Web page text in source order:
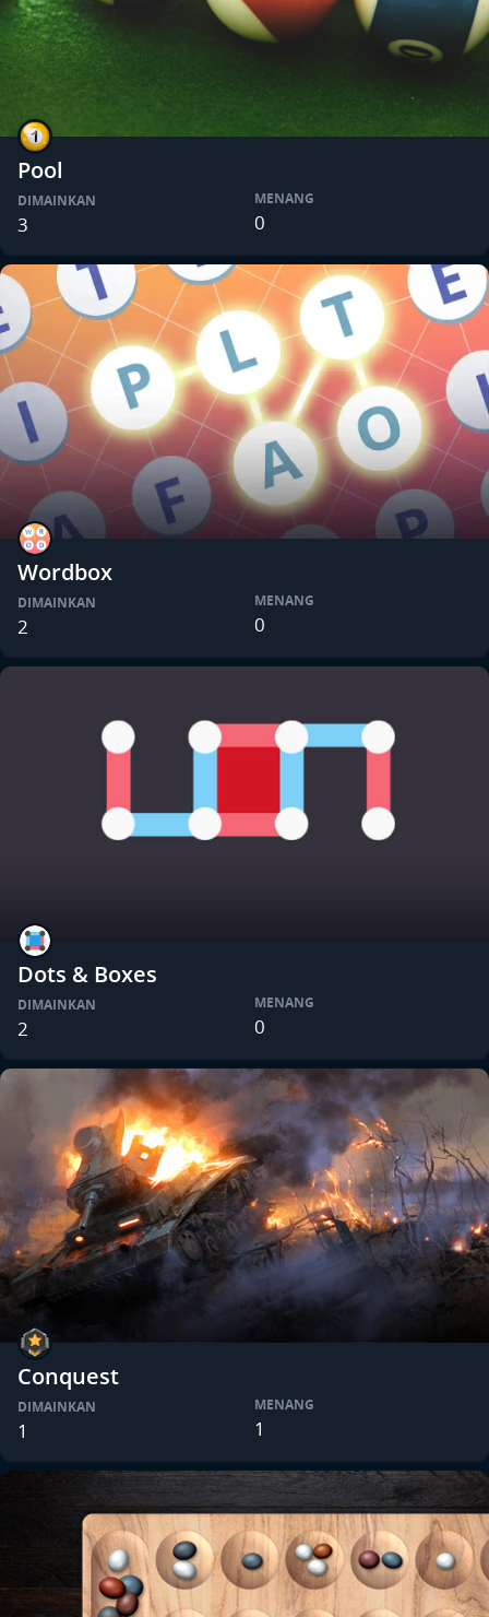
Pool
DIMAINKAN
3
MENANG
0
Wordbox
DIMAINKAN
2
MENANG
0
Dots & Boxes
DIMAINKAN
2
MENANG
0
Conquest
DIMAINKAN
1
MENANG
1